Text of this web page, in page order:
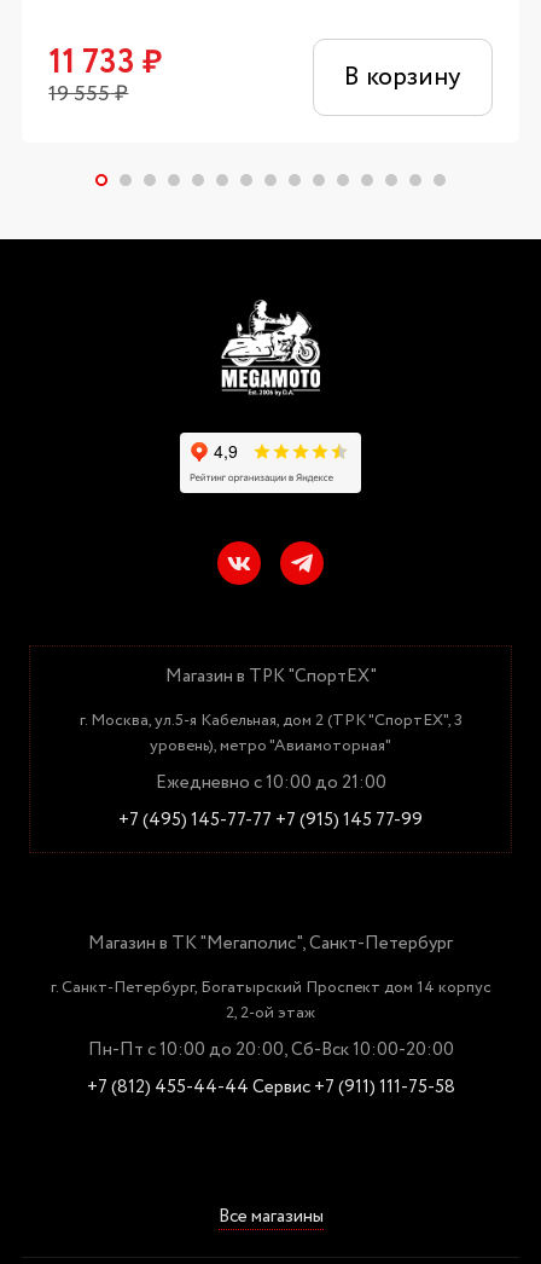
11 733 ₽
19 555₽ В корзину
Магазин в ТРК "СпортЕХ"
г. Москва, ул.5-я Кабельная, дом 2 (ТРК "СпортЕХ", 3
уровень), метро "Авиамоторная"
Ежедневно с 10:00 до 21:00
+7 (495) 145-77-77 +7 (915) 145 77-99
Магазин в ТК "Мегаполис", Санкт-Петербург
г. Санкт-Петербург, Богатырский Проспект дом 14 корпус
2, 2-ой этаж
Пн-Пт с 10:00 до 20:00, Сб-Вск 10:00-20:00
+7 (812) 455-44-44Сервис +7 (911) 111-75-58
Все магазины